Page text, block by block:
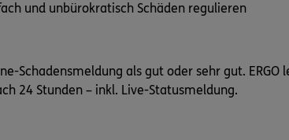
und unbürokratisch Schäden regulieren
Schadensmeldung als gut oder sehr gut. ERGO
24 Stunden – inkl. Live-Statusmeldung.